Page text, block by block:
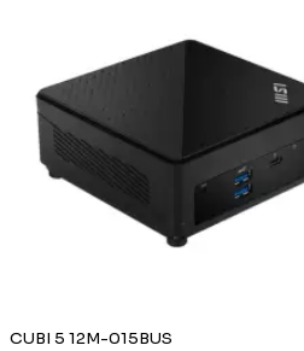
CUBI 5 12M-015BUS